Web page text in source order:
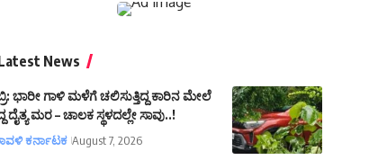
News
ಭಾರೀ ಗಾಳಿ ಮಳೆಗೆ ಚಲಿಸುತ್ತಿದ್ದ ಕಾರಿನ ಮೇಲೆ
ದೈತ್ಯ ಮರ – ಚಾಲಕ ಸ್ಥಳದಲ್ಲೇ ಸಾವು..!
ಕರ್ನಾಟಕ August 7, 2026